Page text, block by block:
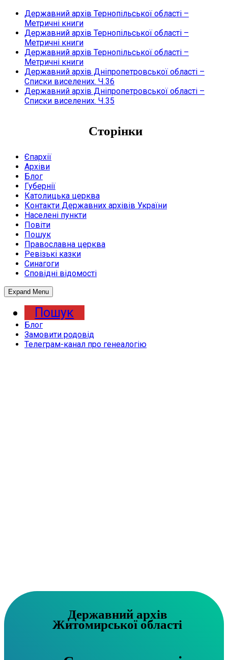
Державний архів Тернопільської області –
Метричні книги
Державний архів Тернопільської області –
Метричні книги
Державний архів Тернопільської області –
Метричні книги
Державний архів Дніпропетровської області –
Списки виселених. Ч.36
Державний архів Дніпропетровської області –
Списки виселених. Ч.35
Сторінки
Єпархії
Архіви
Блог
Губернії
Католицька церква
Контакти Державних архівів України
Населені пункти
Повіти
Пошук
Православна церква
Ревізькі казки
Синагоги
Сповідні відомості
Expand Menu
Пошук
Блог
Замовити родовід
Телеграм-канал про генеалогію
Державний архів
Житомирської області